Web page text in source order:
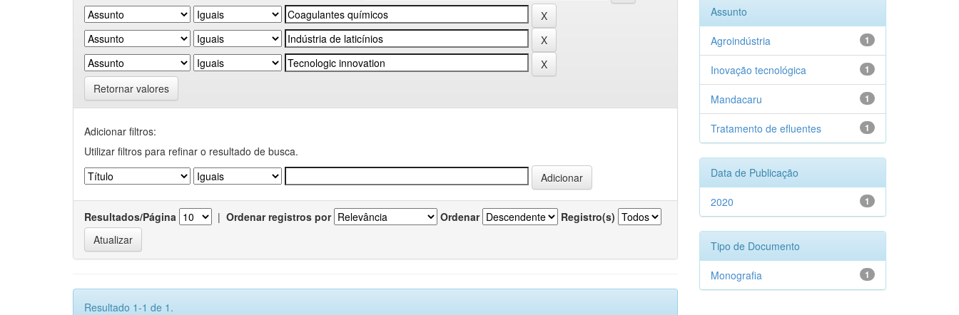
Retornar valores
Adicionar filtros:
Utilizar filtros para refinar o resultado de busca.
Resultados/Página | Ordenar registros por Ordenar Registro(s)
Resultado 1-1 de 1.
Assunto
1
Agroindústria
1
Inovação tecnológica
1
Mandacaru
1
Tratamento de efluentes
Data de Publicação
1
2020
Tipo de Documento
1
Monografia